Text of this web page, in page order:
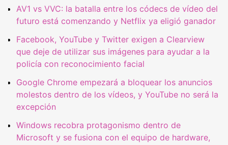
AV1 vs VVC: la batalla entre los códecs de vídeo del
futuro está comenzando y Netflix ya eligió ganador
Facebook, YouTube y Twitter exigen a Clearview
que deje de utilizar sus imágenes para ayudar a la
policía con reconocimiento facial
Google Chrome empezará a bloquear los anuncios
molestos dentro de los vídeos, y YouTube no será la
excepción
Windows recobra protagonismo dentro de
Microsoft y se fusiona con el equipo de hardware,